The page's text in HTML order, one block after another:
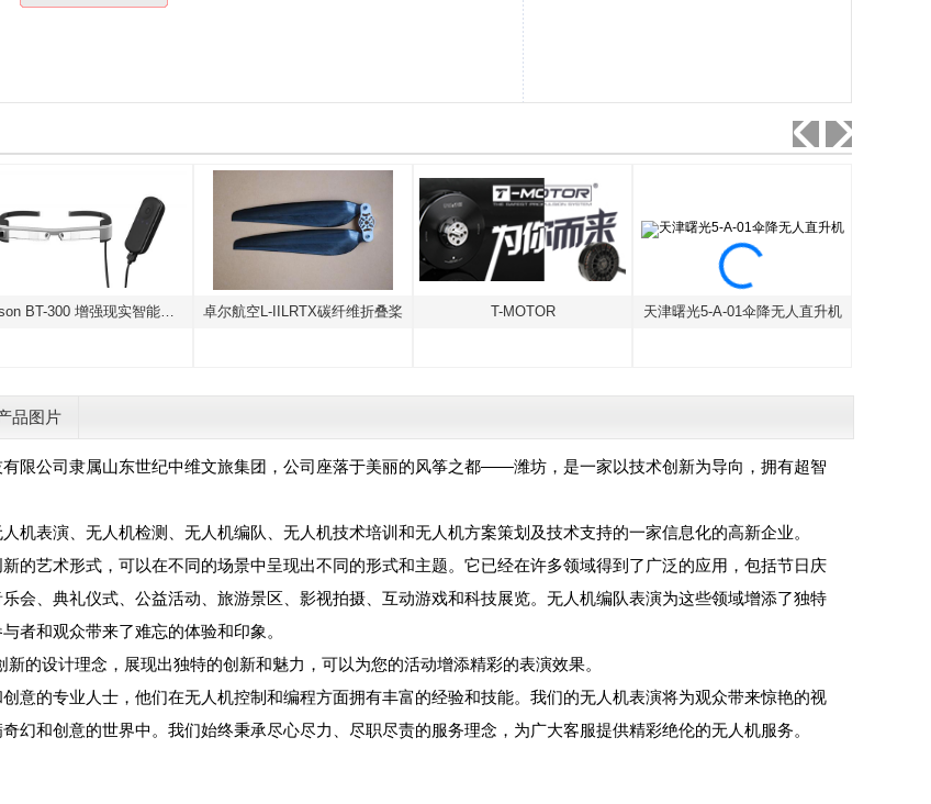
Epson BT-300 增强现实智能眼镜 卓尔航空L-IILRTX碳纤维折叠桨 T-MOTOR 天津曙光5-A-01伞降无人直升机
品图片
限公司隶属山东世纪中维文旅集团，公司座落于美丽的风筝之都——潍坊，是一家以技术创新为导向，拥有超智
机表演、无人机检测、无人机编队、无人机技术培训和无人机方案策划及技术支持的一家信息化的高新企业。
的艺术形式，可以在不同的场景中呈现出不同的形式和主题。它已经在许多领域得到了广泛的应用，包括节日庆
会、典礼仪式、公益活动、旅游景区、影视拍摄、互动游戏和科技展览。无人机编队表演为这些领域增添了独特
者和观众带来了难忘的体验和印象。
新的设计理念，展现出独特的创新和魅力，可以为您的活动增添精彩的表演效果。
意的专业人士，他们在无人机控制和编程方面拥有丰富的经验和技能。我们的无人机表演将为观众带来惊艳的视
幻和创意的世界中。我们始终秉承尽心尽力、尽职尽责的服务理念，为广大客服提供精彩绝伦的无人机服务。